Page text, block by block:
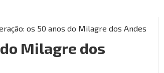
os 50 anos do Milagre dos Andes
Milagre dos